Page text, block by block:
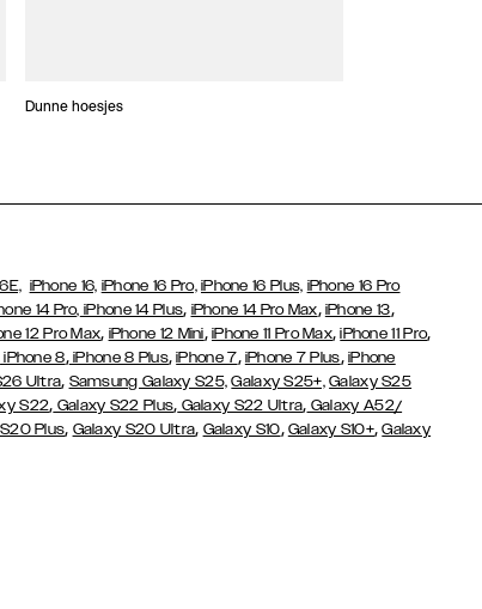
Dunne hoesjes
iPhone 16, iPhone 16 Pro, iPhone 16 Plus, iPhone 16 Pro
14 Pro, iPhone 14 Plus, iPhone 14 Pro Max, iPhone 13,
12 Pro Max, iPhone 12 Mini, iPhone 11 Pro Max,iPhone 11 Pro,
iPhone 8,iPhone 8 Plus,iPhone 7, iPhone 7 Plus, iPhone
Ultra, Samsung Galaxy S25, Galaxy S25+, Galaxy S25
S22, Galaxy S22 Plus, Galaxy S22 Ultra, Galaxy A52/
Plus, Galaxy S20 Ultra, Galaxy S10, Galaxy S10+,Galaxy